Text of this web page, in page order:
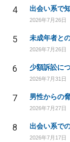
4
2026年7月26日
5 未成年者と
2026年7月26日
6 少額訴訟に
2026年7月31日
7 男性からの
2026年7月27日
8 出会い系で
2026年7月17日